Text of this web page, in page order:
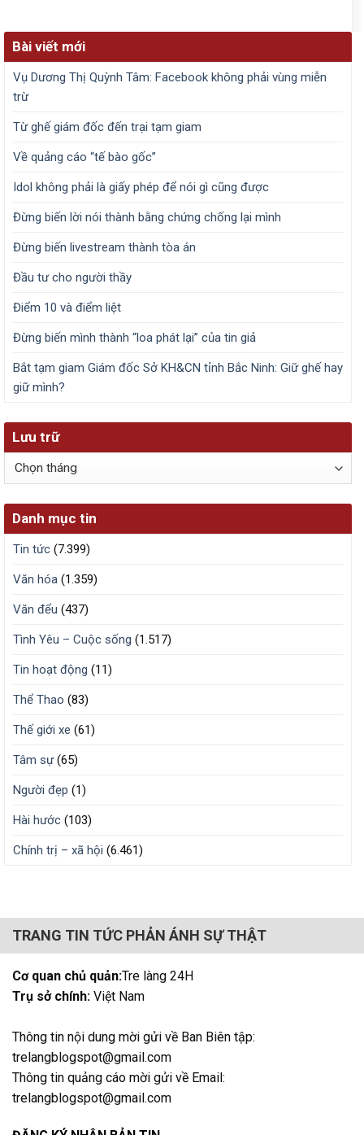
Bài viết mới
Vụ Dương Thị Quỳnh Tâm: Facebook không phải vùng miễn
trừ
Từ ghế giám đốc đến trại tạm giam
Về quảng cáo “tế bào gốc”
Idol không phải là giấy phép để nói gì cũng được
Đừng biến lời nói thành bằng chứng chống lại mình
Đừng biến livestream thành tòa án
Đầu tư cho người thầy
Điểm 10 và điểm liệt
Đừng biến mình thành “loa phát lại” của tin giả
Bắt tạm giam Giám đốc Sở KH&CN tỉnh Bắc Ninh: Giữ ghế hay
giữ mình?
Lưu trữ
Lưu
Danh mục tin
Tin tức (7.399)
Văn hóa (1.359)
Văn đểu (437)
Tình Yêu – Cuộc sống (1.517)
Tin hoạt động (11)
Thể Thao (83)
Thế giới xe (61)
Tâm sự(65)
Người đẹp (1)
Hài hước (103)
Chính trị – xã hội (6.461)
TRANG TIN TỨC PHẢN ÁNH SỰ THẬT
Cơ quan chủ quản:Tre làng 24H
Trụ sở chính: Việt Nam
Thông tin nội dung mời gửi về Ban Biên tập:
trelangblogspot@gmail.com
Thông tin quảng cáo mời gửi về Email:
trelangblogspot@gmail.com